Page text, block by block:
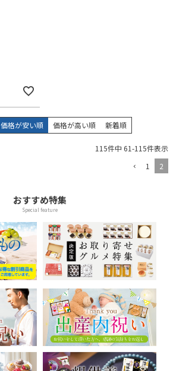
価格が安い順 価格が高い順 新着順
115件中 61-115件表示
1
2
おすすめ特集
Special feature